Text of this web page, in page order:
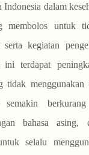
Indonesia dalam
membolos untuk
serta kegiatan
ini terdapat
tidak
semakin
bahasa
selalu